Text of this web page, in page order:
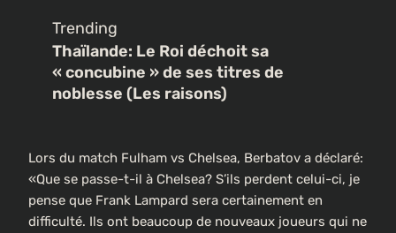
Trending
Thaïlande: Le Roi déchoit sa
« concubine » de ses titres de
noblesse (Les raisons)
Lors du match Fulham vs Chelsea, Berbatov a déclaré:
«Que se passe-t-il à Chelsea? S’ils perdent celui-ci, je
pense que Frank Lampard sera certainement en
difficulté. Ils ont beaucoup de nouveaux joueurs qui ne